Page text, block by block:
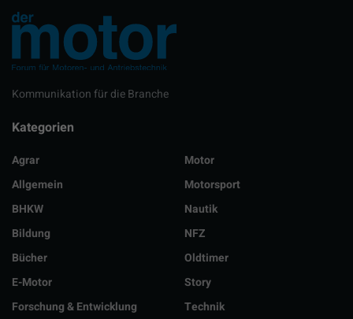
Kommunikation für die Branche
Kategorien
Agrar
Allgemein
BHKW
Bildung
Bücher
E-Motor
Forschung & Entwicklung
Motor
Motorsport
Nautik
NFZ
Oldtimer
Story
Technik